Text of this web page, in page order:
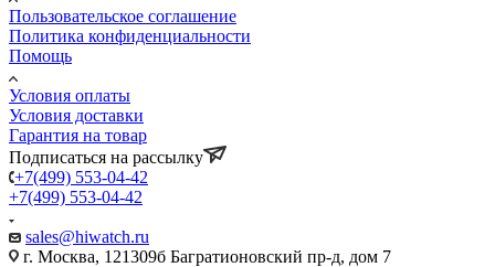
Пользовательское соглашение
Политика конфиденциальности
Помощь
Условия оплаты
Условия доставки
Гарантия на товар
Подписаться на рассылку
+7(499) 553-04-42
+7(499) 553-04-42
sales@hiwatch.ru
г. Москва, 121309б Багратионовский пр-д, дом 7